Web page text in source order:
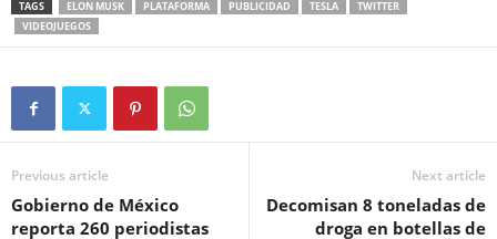
TAGS ELON MUSK PLATAFORMA PUBLICIDAD TESLA
TWITTER
VIDEOJUEGOS
Previous article
Gobierno de México
reporta 260 periodistas
Next article
Decomisan 8 toneladas de
droga en botellas de